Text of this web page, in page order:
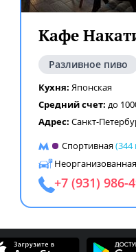
Кафе
Разливное пиво
Кухня: Японская
Средний счет: до
Адрес: Санкт-
Спортивная(344
+7 (931) 986-